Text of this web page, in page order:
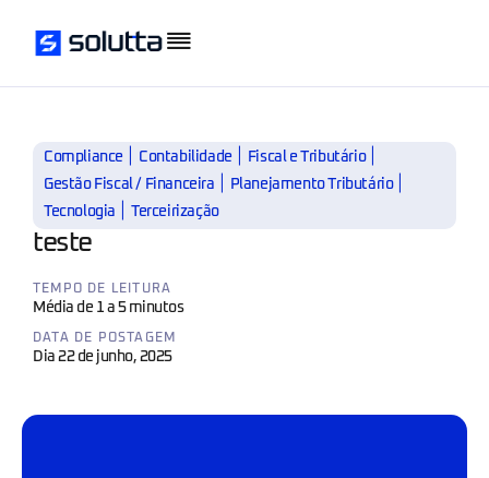
Compliance Contabilidade Fiscal e Tributário|
Gestão Fiscal / Financeira Planejamento Tributário|
Tecnologia Terceirização
teste
TEMPO DE LEITURA
Média de 1 a 5 minutos
DATA DE POSTAGEM
Dia 22 de junho, 2025